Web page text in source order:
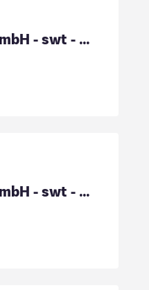
ecowerk e-charge GmbH - swt - Wilhelmstraße 105
ecowerk e-charge GmbH - swt - Bismarckstraße 72